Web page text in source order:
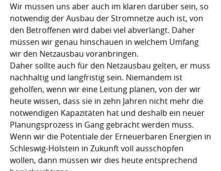
Wir müssen uns aber auch im klaren darüber sein, so
notwendig der Ausbau der Stromnetze auch ist, von
den Betroffenen wird dabei viel abverlangt. Daher
müssen wir genau hinschauen in welchem Umfang
wir den Netzausbau voranbringen.
Daher sollte auch für den Netzausbau gelten, er muss
nachhaltig und langfristig sein. Niemandem ist
geholfen, wenn wir eine Leitung planen, von der wir
heute wissen, dass sie in zehn Jahren nicht mehr die
notwendigen Kapazitäten hat und deshalb ein neuer
Planungsprozess in Gang gebracht werden muss.
Wenn wir die Potentiale der Erneuerbaren Energien in
Schleswig-Holstein in Zukunft voll ausschöpfen
wollen, dann müssen wir dies heute entsprechend